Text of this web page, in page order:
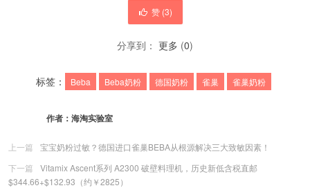
赞 (3)
分享到： 更多 (0)
标签： Beba Beba奶粉 德国奶粉 雀巢 雀巢奶粉
作者： 海淘实验室
上一篇
宝宝奶粉过敏？德国进口雀巢BEBA从根源解决三大致敏因素！
下一篇
Vitamix Ascent系列 A2300 破壁料理机，历史新低含税直邮
$344.66+$132.93（约￥2825）